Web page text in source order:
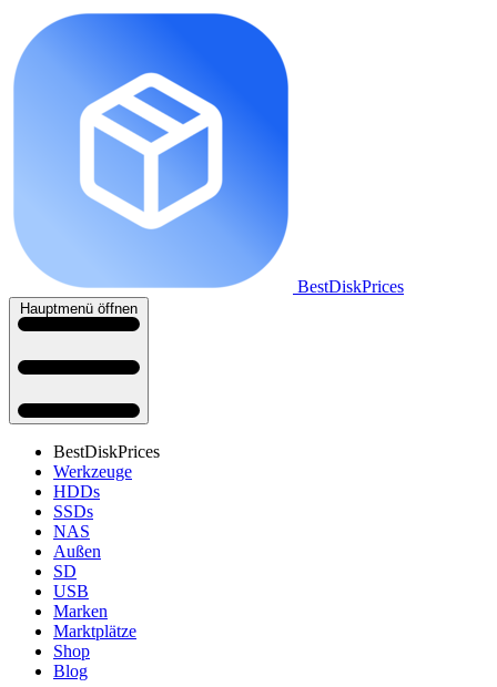
BestDiskPrices
Hauptmenü öffnen
BestDiskPrices
Werkzeuge
HDDs
SSDs
NAS
Außen
SD
USB
Marken
Marktplätze
Shop
Blog